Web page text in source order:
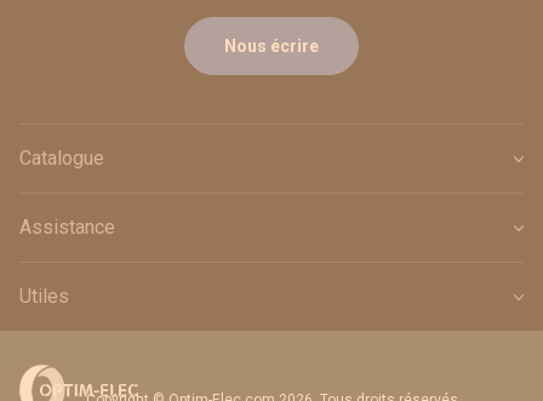
Nous écrire
Catalogue
Assistance
Utiles